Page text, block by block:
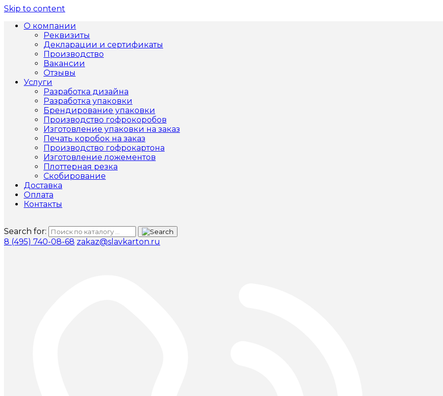
Skip to content
О компании
Реквизиты
Декларации и сертификаты
Производство
Вакансии
Отзывы
Услуги
Разработка дизайна
Разработка упаковки
Брендирование упаковки
Производство гофрокоробов
Изготовление упаковки на заказ
Печать коробок на заказ
Производство гофрокартона
Изготовление ложементов
Плоттерная резка
Скобирование
Доставка
Оплата
Контакты
Search for:
8 (495) 740-08-68 zakaz@slavkarton.ru